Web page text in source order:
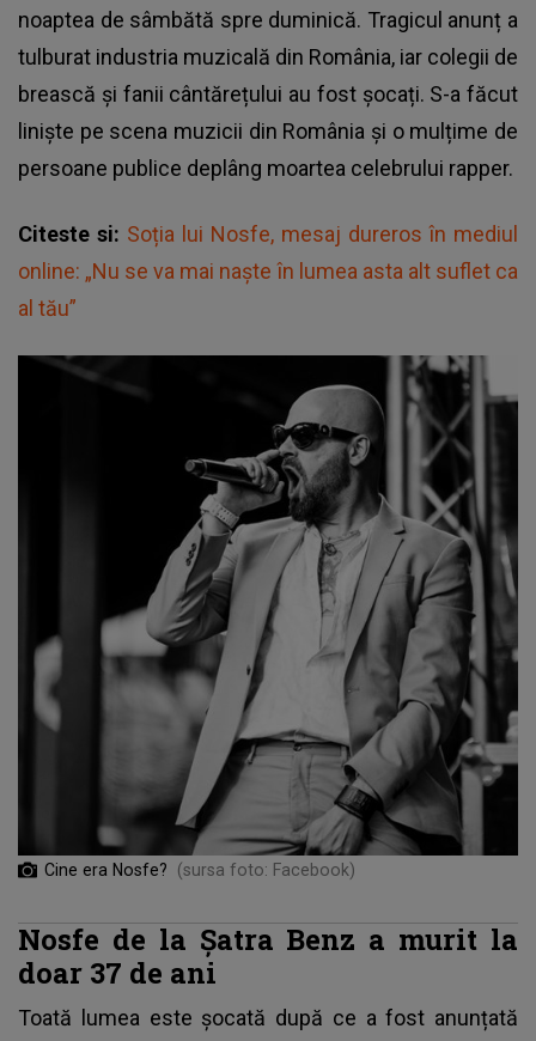
noaptea de sâmbătă spre duminică. Tragicul anunț a
tulburat industria muzicală din România, iar colegii de
brească și fanii cântărețului au fost șocați. S-a făcut
liniște pe scena muzicii din România și o mulțime de
persoane publice deplâng moartea celebrului rapper.
Citeste si: Soția lui Nosfe, mesaj dureros în mediul
online: „Nu se va mai naște în lumea asta alt suflet ca
al tău”
Cine era Nosfe? (sursa foto: Facebook)
Nosfe de la Șatra Benz a murit la
doar 37 de ani
Toată lumea este șocată după ce a fost anunțată